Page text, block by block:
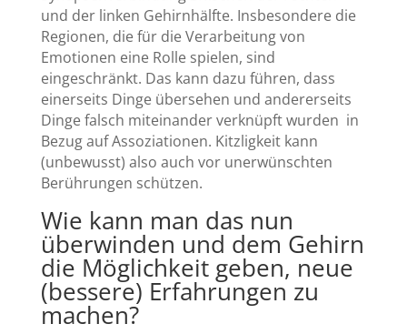
und der linken Gehirnhälfte. Insbesondere die
Regionen, die für die Verarbeitung von
Emotionen eine Rolle spielen, sind
eingeschränkt. Das kann dazu führen, dass
einerseits Dinge übersehen und andererseits
Dinge falsch miteinander verknüpft wurden in
Bezug auf Assoziationen. Kitzligkeit kann
(unbewusst) also auch vor unerwünschten
Berührungen schützen.
Wie kann man das nun
überwinden und dem Gehirn
die Möglichkeit geben, neue
(bessere) Erfahrungen zu
machen?